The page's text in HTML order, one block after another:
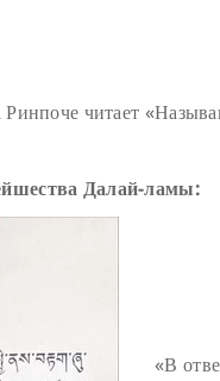
Ринпоче читает
Далай-ламы:
«В